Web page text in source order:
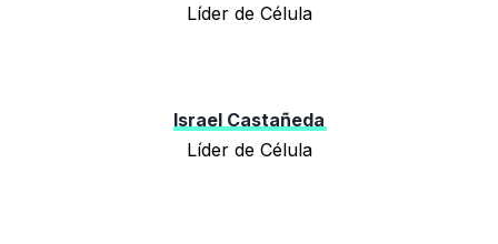
Líder de Célula
Israel Castañeda
Líder de Célula